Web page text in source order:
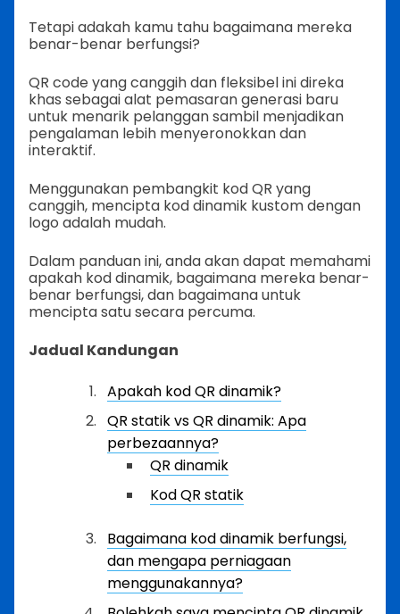
Tetapi adakah kamu tahu bagaimana mereka
benar-benar berfungsi?
QR code yang canggih dan fleksibel ini direka
khas sebagai alat pemasaran generasi baru
untuk menarik pelanggan sambil menjadikan
pengalaman lebih menyeronokkan dan
interaktif.
Menggunakan pembangkit kod QR yang
canggih, mencipta kod dinamik kustom dengan
logo adalah mudah.
Dalam panduan ini, anda akan dapat memahami
apakah kod dinamik, bagaimana mereka benar-
benar berfungsi, dan bagaimana untuk
mencipta satu secara percuma.
Jadual Kandungan
Apakah kod QR dinamik?
QR statik vs QR dinamik: Apa
perbezaannya?
QR dinamik
Kod QR statik
Bagaimana kod dinamik berfungsi,
dan mengapa perniagaan
menggunakannya?